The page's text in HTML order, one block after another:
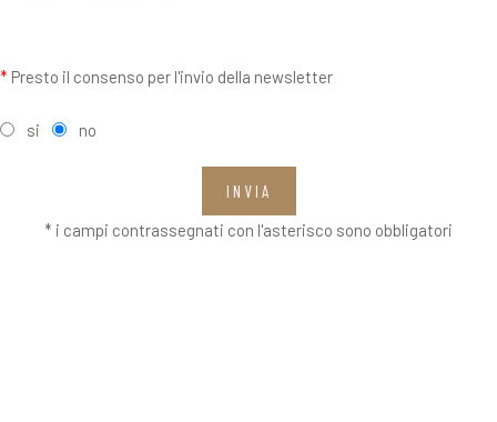
* Presto il consenso per l'invio della newsletter
si no
INVIA
* i campi contrassegnati con l'asterisco sono obbligatori